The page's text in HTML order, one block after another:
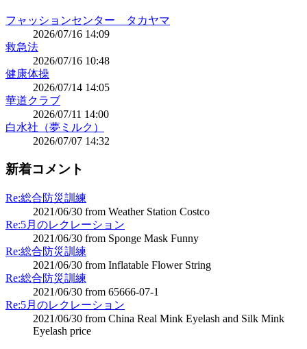
フャッションセンター タカヤマ
2026/07/16 14:09
救急法
2026/07/16 10:48
健康体操
2026/07/14 14:05
華道クラブ
2026/07/11 14:00
白水社（夢ミルク）
2026/07/07 14:32
新着コメント
Re:総合防災訓練
2021/06/30 from Weather Station Costco
Re:5月のレクレーション
2021/06/30 from Sponge Mask Funny
Re:総合防災訓練
2021/06/30 from Inflatable Flower String
Re:総合防災訓練
2021/06/30 from 65666-07-1
Re:5月のレクレーション
2021/06/30 from China Real Mink Eyelash and Silk Mink
Eyelash price